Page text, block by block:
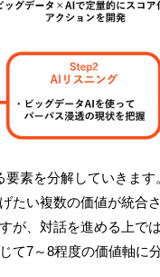
素を分解していきます
たい複数の価値が統合
が、対話を進める上で
て7～8程度の価値軸に